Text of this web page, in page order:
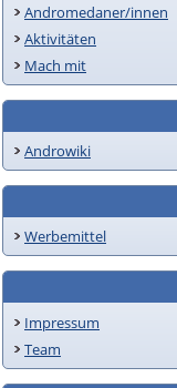
Andromedaner/innen
Aktivitäten
Mach mit
Androwiki
Werbemittel
Impressum
Team